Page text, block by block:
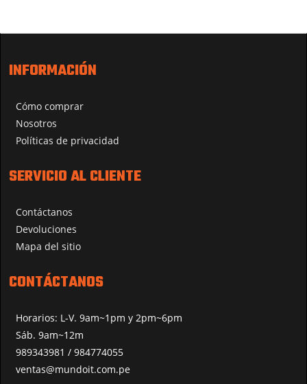
INFORMACIÓN
Cómo comprar
Nosotros
Políticas de privacidad
SERVICIO AL CLIENTE
Contáctanos
Devoluciones
Mapa del sitio
CONTÁCTANOS
Horarios: L-V. 9am~1pm y 2pm~6pm
Sáb. 9am~12m
989343981 / 984774055
ventas@mundoit.com.pe